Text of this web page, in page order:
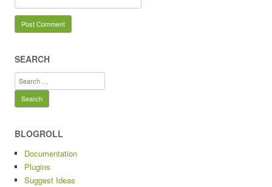
SEARCH
Search
for:
BLOGROLL
Documentation
Plugins
Suggest Ideas